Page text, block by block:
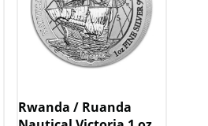
Rwanda / Ruanda